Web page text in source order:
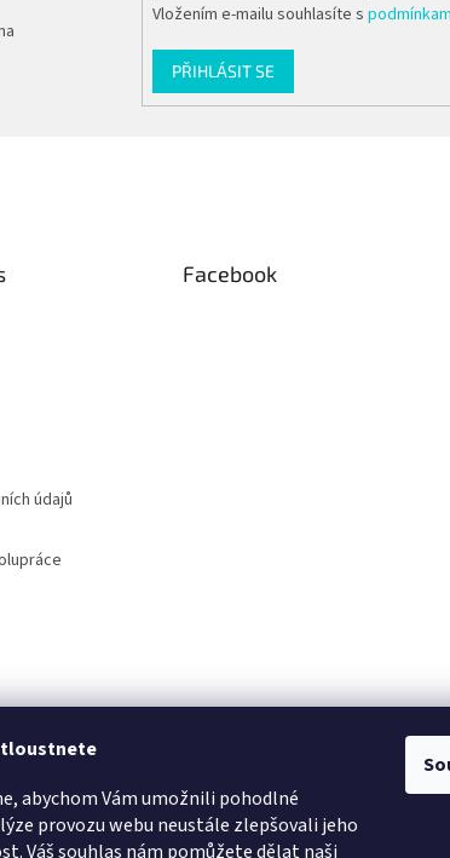
abychom Vám umožnili pohodlné
provozu webu neustále zlepšovali jeho
Váš souhlas nám pomůžete dělat naši
Vložením e-mailu souhlasíte s
PŘIHLÁSIT SE
údajů
Facebook